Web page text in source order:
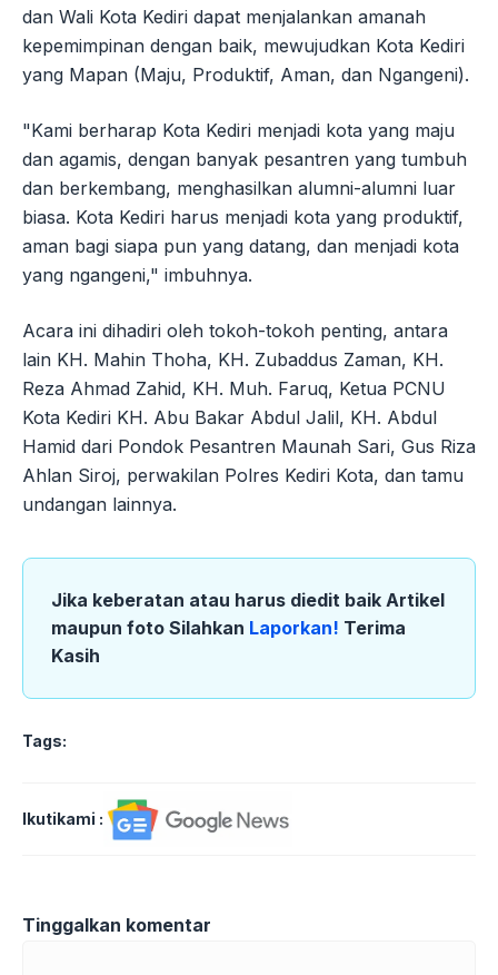
dan Wali Kota Kediri dapat menjalankan amanah
kepemimpinan dengan baik, mewujudkan Kota Kediri
yang Mapan (Maju, Produktif, Aman, dan Ngangeni).
"Kami berharap Kota Kediri menjadi kota yang maju
dan agamis, dengan banyak pesantren yang tumbuh
dan berkembang, menghasilkan alumni-alumni luar
biasa. Kota Kediri harus menjadi kota yang produktif,
aman bagi siapa pun yang datang, dan menjadi kota
yang ngangeni," imbuhnya.
Acara ini dihadiri oleh tokoh-tokoh penting, antara
lain KH. Mahin Thoha, KH. Zubaddus Zaman, KH.
Reza Ahmad Zahid, KH. Muh. Faruq, Ketua PCNU
Kota Kediri KH. Abu Bakar Abdul Jalil, KH. Abdul
Hamid dari Pondok Pesantren Maunah Sari, Gus Riza
Ahlan Siroj, perwakilan Polres Kediri Kota, dan tamu
undangan lainnya.
Jika keberatan atau harus diedit baik Artikel
maupun foto Silahkan Laporkan! Terima
Kasih
Tags:
Ikutikami :
Tinggalkan komentar